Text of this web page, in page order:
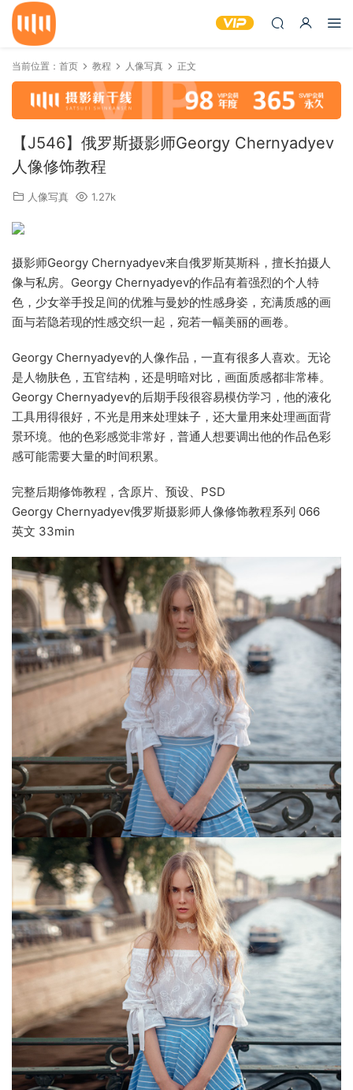
当前位置： 首页 教程 人像写真 正文
【J546】俄罗斯摄影师Georgy Chernyadyev
人像修饰教程
人像写真 1.27k
摄影师Georgy Chernyadyev来自俄罗斯莫斯科，擅长拍摄人
像与私房。Georgy Chernyadyev的作品有着强烈的个人特
色，少女举手投足间的优雅与曼妙的性感身姿，充满质感的画
面与若隐若现的性感交织一起，宛若一幅美丽的画卷。
Georgy Chernyadyev的人像作品，一直有很多人喜欢。无论
是人物肤色，五官结构，还是明暗对比，画面质感都非常棒。
Georgy Chernyadyev的后期手段很容易模仿学习，他的液化
工具用得很好，不光是用来处理妹子，还大量用来处理画面背
景环境。他的色彩感觉非常好，普通人想要调出他的作品色彩
感可能需要大量的时间积累。
完整后期修饰教程，含原片、预设、PSD
Georgy Chernyadyev俄罗斯摄影师人像修饰教程系列 066
英文 33min